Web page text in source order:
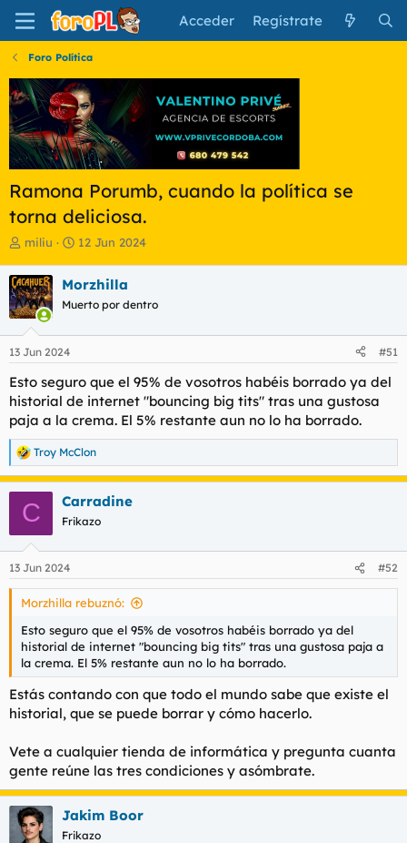
Acceder Regístrate
Foro Política
Ramona Porumb, cuando la política se
torna deliciosa.
I
i
c
i
a
d
o
d
e
l
t
e
m
a
miliu
F
h
a
e
i
c
i
o
12 Jun 2024
Morzhilla
Muerto por dentro
13 Jun 2024 #51
Esto seguro que el 95% de vosotros habéis borrado ya del
historial de internet "bouncing big tits" tras una gustosa
paja a la crema. El 5% restante aun no lo ha borrado.
R
e
a
e
s
Troy McClon
C Carradine
Frikazo
13 Jun 2024 #52
Morzhilla rebuznó:
Esto seguro que el 95% de vosotros habéis borrado ya del
historial de internet "bouncing big tits" tras una gustosa paja a
la crema. El 5% restante aun no lo ha borrado.
Estás contando con que todo el mundo sabe que existe el
historial, que se puede borrar y cómo hacerlo.
Vete a cualquier tienda de informática y pregunta cuanta
gente reúne las tres condiciones y asómbrate.
Jakim Boor
Frikazo